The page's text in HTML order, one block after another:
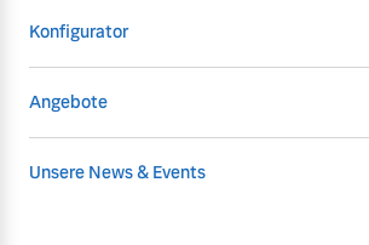
Konfigurator
Angebote
Unsere News & Events